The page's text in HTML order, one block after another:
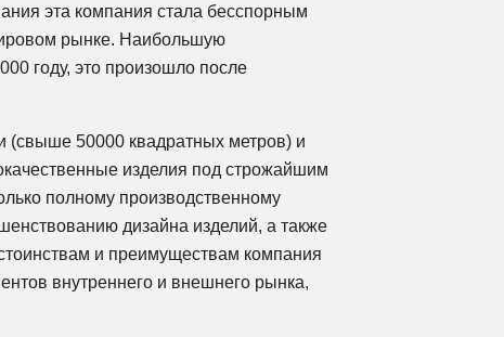
эта компания стала бесспорным
рынке. Наибольшую
году, это произошло после
(свыше 50000 квадратных метров) и
изделия под строжайшим
полному производственному
дизайна изделий, а также
и преимуществам компания
внутреннего и внешнего рынка,